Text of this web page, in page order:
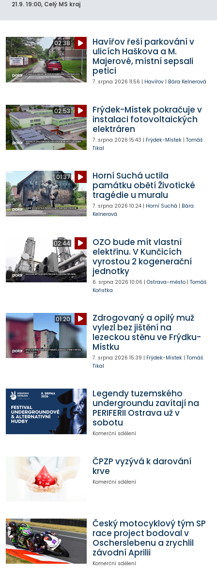
21.9. 19:00, Celý MS kraj
02:38
Havířov řeší parkování v
ulicích Haškova a M.
Majerové, místní sepsali
petici
7. srpna 2026 11:56 | Havířov| Bára Kelnerová
02:53
Frýdek-Místek pokračuje v
instalaci fotovoltaických
elektráren
7. srpna 2026 15:43 | Frýdek-Místek| Tomáš
Tikal
01:37
Horní Suchá uctila
památku obětí Životické
tragédie u muralu
7. srpna 2026 10:24| Horní Suchá | Bára
Kelnerová
02:44
OZO bude mít vlastní
elektřinu. V Kunčicích
vyrostou 2 kogenerační
jednotky
6. srpna 2026 10:06 | Ostrava-město| Tomáš
Kořistka
01:20
Zdrogovaný a opilý muž
vylezl bez jištění na
lezeckou stěnu ve Frýdku-
Místku
7. srpna 2026 15:39 | Frýdek-Místek| Tomáš
Tikal
Legendy tuzemského
undergroundu zavítají na
PERIFERII Ostrava už v
sobotu
Komerční sdělení
ČPZP vyzývá k darování
krve
Komerční sdělení
Český motocyklový tým SP
race project bodoval v
Oscherslebenu a zrychlil
závodní Aprilii
Komerční sdělení